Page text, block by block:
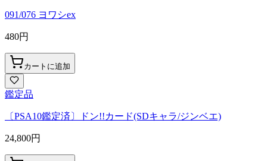
091/076 ヨワシex
480円
カートに追加
鑑定品
〔PSA10鑑定済〕ドン!!カード(SDキャラ/ジンベエ)
24,800円